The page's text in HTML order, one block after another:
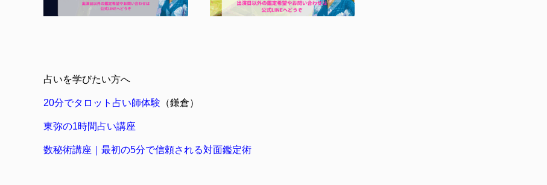
占いを学びたい方へ
20分でタロット占い師体験 （鎌倉）
東弥の1時間占い講座
数秘術講座｜最初の5分で信頼される対面鑑定術